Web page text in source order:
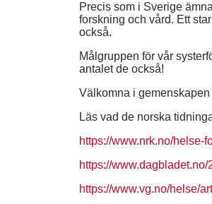
Precis som i Sverige
forskning och vård. Ett
också.
Målgruppen för vår
antalet de också!
Välkomna i
Läs vad de norska
https://www.nrk.no/helse-
https://
https://www.vg.no/helse/